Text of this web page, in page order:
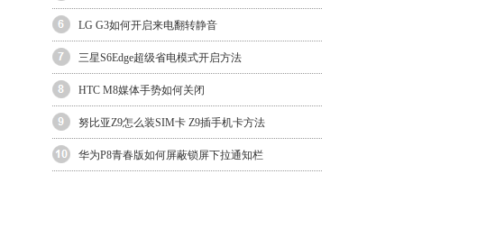
LG G3如何开启来电翻转静音
三星S6Edge超级省电模式开启方法
HTC M8媒体手势如何关闭
努比亚Z9怎么装SIM卡 Z9插手机卡方法
华为P8青春版如何屏蔽锁屏下拉通知栏